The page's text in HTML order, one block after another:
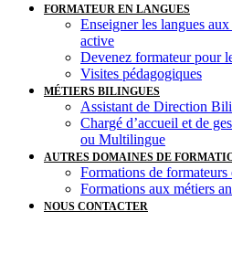
FORMATEUR EN LANGUES
Enseigner les langues
active
Devenez formateur pour
Visites pédagogiques
MÉTIERS BILINGUES
Assistant de Direction
Chargé d’accueil et de
ou Multilingue
AUTRES DOMAINES DE
Formations de formateurs
Formations aux métiers
NOUS CONTACTER